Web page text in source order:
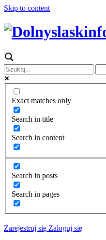
Skip to content
Exact matches only
Search in title
Search in content
Search in posts
Search in pages
Zarejestruj się Zaloguj się